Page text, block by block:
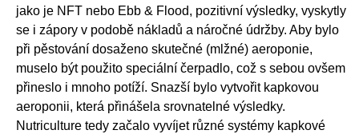
jako je NFT nebo Ebb & Flood, pozitivní výsledky, vyskytly
se i zápory v podobě nákladů a náročné údržby. Aby bylo
při pěstování dosaženo skutečné (mlžné) aeroponie,
muselo být použito speciální čerpadlo, což s sebou ovšem
přineslo i mnoho potíží. Snazší bylo vytvořit kapkovou
aeroponii, která přinášela srovnatelné výsledky.
Nutriculture tedy začalo vyvíjet různé systémy kapkové